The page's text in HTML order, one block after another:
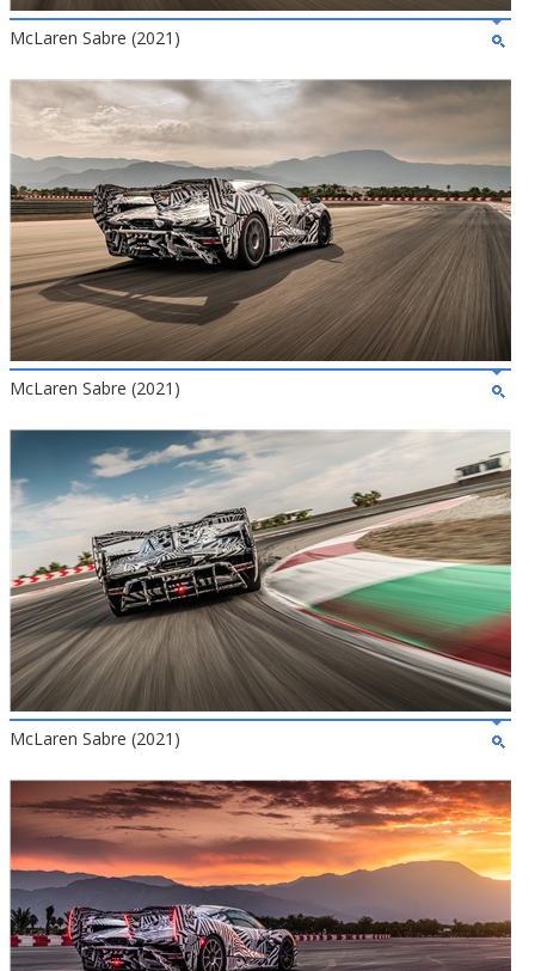
McLaren Sabre (2021)
McLaren Sabre (2021)
McLaren Sabre (2021)